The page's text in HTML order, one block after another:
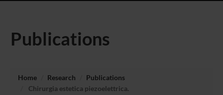
Publications
Home Research
Publications
Chirurgia estetica piezoelettrica.